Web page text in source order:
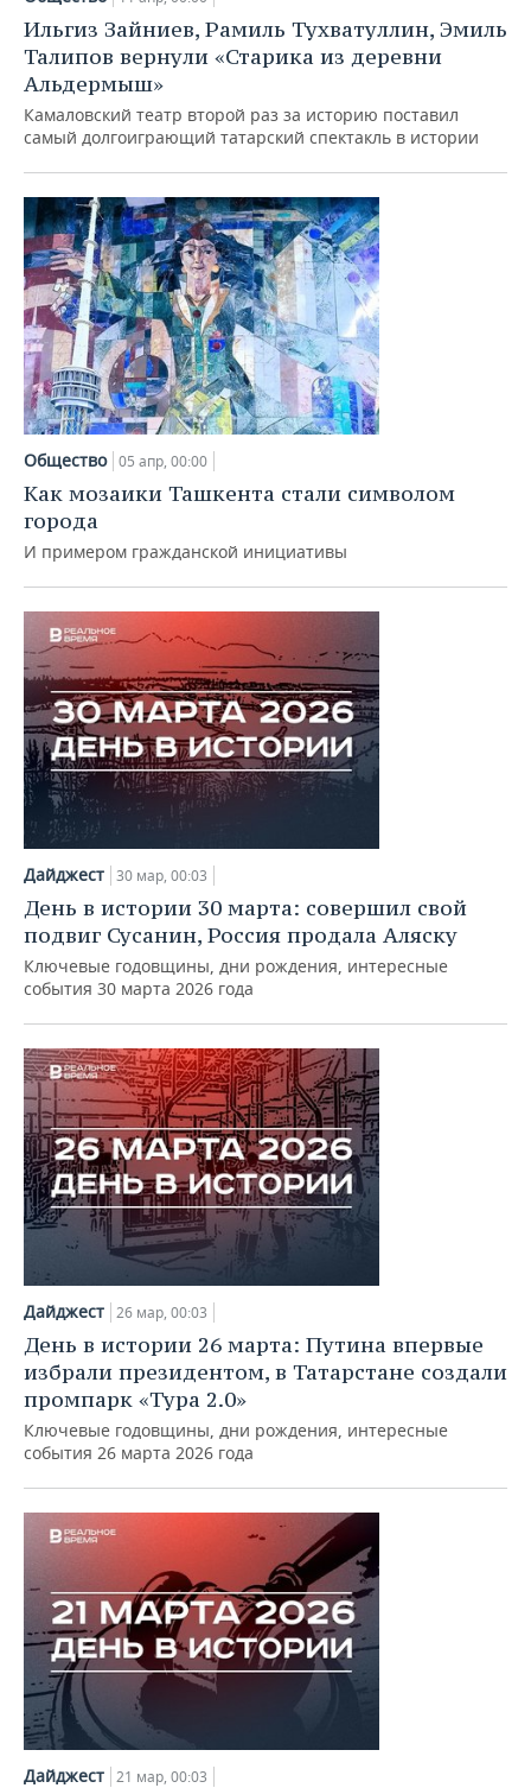
Ильгиз Зайниев, Рамиль Тухватуллин, Эмиль
Талипов вернули «Старика из деревни
Альдермыш»
Камаловский театр второй раз за историю поставил
самый долгоиграющий татарский спектакль в истории
Общество 05 апр, 00:00
Как мозаики Ташкента стали символом
города
И примером гражданской инициативы
Дайджест 30 мар, 00:03
День в истории 30 марта: совершил свой
подвиг Сусанин, Россия продала Аляску
Ключевые годовщины, дни рождения, интересные
события 30 марта 2026 года
Дайджест 26 мар, 00:03
День в истории 26 марта: Путина впервые
избрали президентом, в Татарстане создали
промпарк «Тура 2.0»
Ключевые годовщины, дни рождения, интересные
события 26 марта 2026 года
Дайджест 21 мар, 00:03